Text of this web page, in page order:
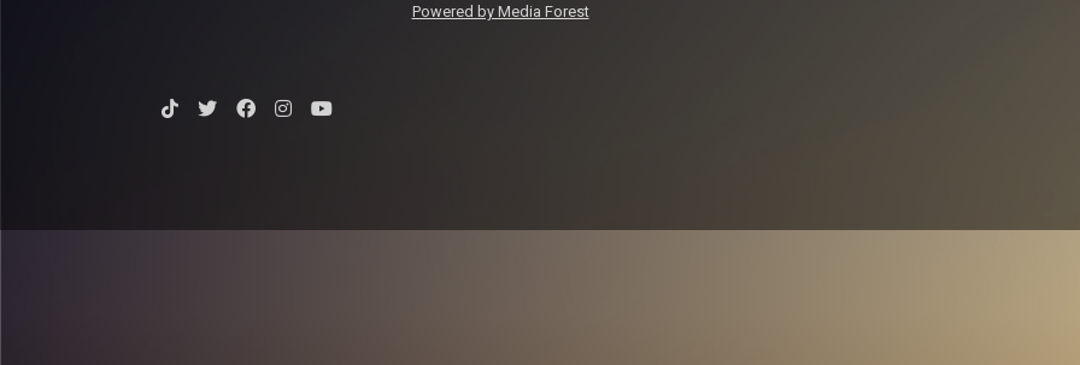
Powered by Media Forest